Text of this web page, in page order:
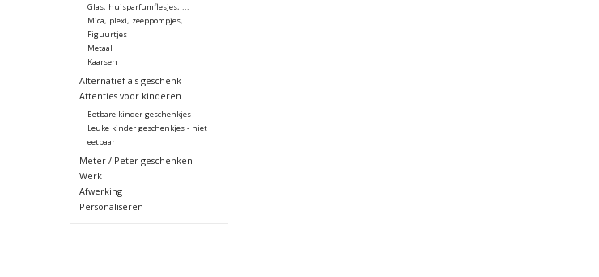
Glas, huisparfumflesjes, ...
Mica, plexi, zeeppompjes, ...
Figuurtjes
Metaal
Kaarsen
Alternatief als geschenk
Attenties voor kinderen
Eetbare kinder geschenkjes
Leuke kinder geschenkjes - niet
eetbaar
Meter / Peter geschenken
Werk
Afwerking
Personaliseren